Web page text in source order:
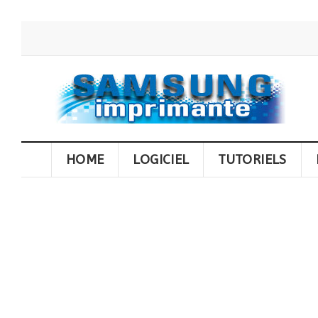
HOME LOGICIEL TUTORIELS